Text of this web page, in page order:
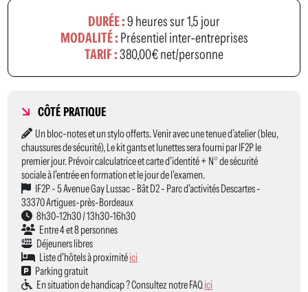
DURÉE :9 heures sur 1,5 jour
MODALITÉ : Présentiel inter-entreprises
TARIF :380,00€ net/personne
CÔTÉ PRATIQUE
Un bloc-notes et un stylo offerts. Venir avec une tenue d’atelier (bleu,
chaussures de sécurité), Le kit gants et lunettes sera fourni par IF2P le
premier jour. Prévoir calculatrice et carte d'identité + N° de sécurité
sociale à l'entrée en formation et le jour de l'examen.
IF2P - 5 Avenue Gay Lussac - Bât D2 - Parc d'activités Descartes -
33370 Artigues-près-Bordeaux
8h30-12h30 / 13h30-16h30
Entre 4 et 8 personnes
Déjeuners libres
Liste d'hôtels à proximitéici
Parking gratuit
En situation de handicap ? Consultez notre FAQici